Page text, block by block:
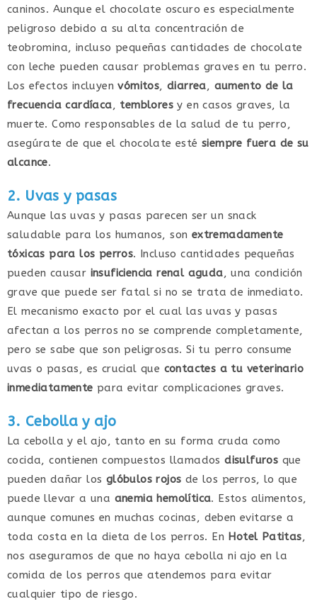
caninos. Aunque el chocolate oscuro es especialmente
peligroso debido a su alta concentración de
teobromina, incluso pequeñas cantidades de chocolate
con leche pueden causar problemas graves en tu perro.
Los efectos incluyenvómitos,diarrea, aumento de la
frecuencia cardíaca, temblores y en casos graves, la
muerte. Como responsables de la salud de tu perro,
asegúrate de que el chocolate esté siempre fuera de su
alcance.
2. Uvas y pasas
Aunque las uvas y pasas parecen ser un snack
saludable para los humanos, son extremadamente
tóxicas para los perros. Incluso cantidades pequeñas
pueden causar insuficiencia renal aguda, una condición
grave que puede ser fatal si no se trata de inmediato.
El mecanismo exacto por el cual las uvas y pasas
afectan a los perros no se comprende completamente,
pero se sabe que son peligrosas. Si tu perro consume
uvas o pasas, es crucial que contactes a tu veterinario
inmediatamente para evitar complicaciones graves.
3. Cebolla y ajo
La cebolla y el ajo, tanto en su forma cruda como
cocida, contienen compuestos llamadosdisulfuros que
pueden dañar los glóbulos rojos de los perros, lo que
puede llevar a una anemia hemolítica. Estos alimentos,
aunque comunes en muchas cocinas, deben evitarse a
toda costa en la dieta de los perros. En Hotel Patitas,
nos aseguramos de que no haya cebolla ni ajo en la
comida de los perros que atendemos para evitar
cualquier tipo de riesgo.